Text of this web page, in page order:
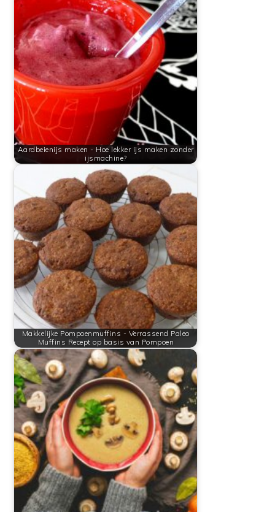
Aardbeienijs maken - Hoe lekker ijs maken zonder
ijsmachine?
Makkelijke Pompoenmuffins - Verrassend Paleo
Muffins Recept op basis van Pompoen